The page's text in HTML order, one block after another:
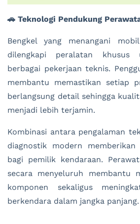
🚗 Teknologi Pendukung
Bengkel yang menangani
dilengkapi peralatan khusus
berbagai pekerjaan teknis.
membantu memastikan setiap
berlangsung detail sehingga
menjadi lebih terjamin.
Kombinasi antara pengalaman
diagnostik modern memberikan
bagi pemilik kendaraan.
secara menyeluruh membantu
komponen sekaligus
berkendara dalam jangka panjang.